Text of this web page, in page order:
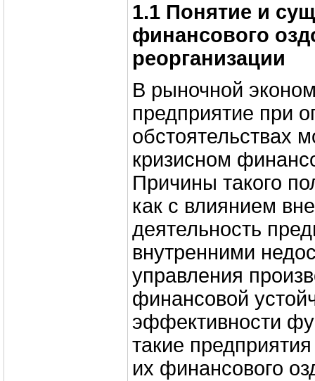
1.1 Понятие и
финансового
реорганизации
В рыночной
предприятие при
обстоятельствах
кризисном
Причины такого
как с влиянием
деятельность
внутренними
управления
финансовой
эффективности
такие
их финансового